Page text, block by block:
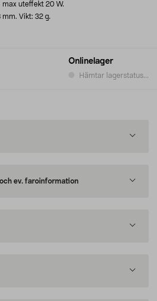
Onlinelager
Hämtar lagerstatus...
uteffekt 20 W.
mm. Vikt: 32 g.
ev. faroinformation